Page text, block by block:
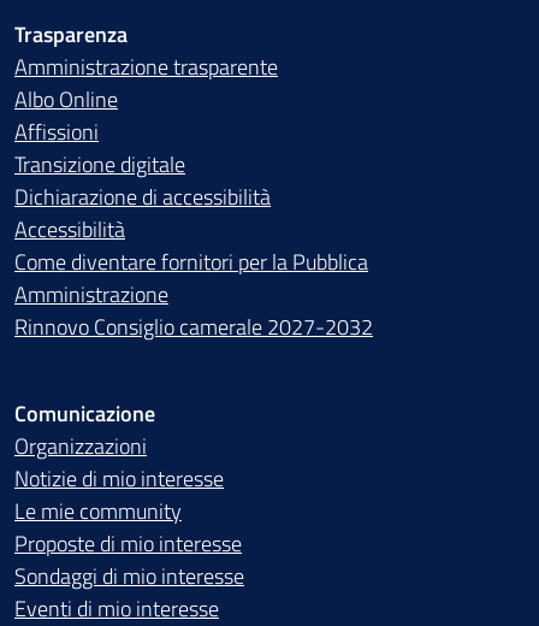
Trasparenza
Amministrazione trasparente
Albo Online
Affissioni
Transizione digitale
Dichiarazione di accessibilità
Accessibilità
Come diventare fornitori per la Pubblica
Amministrazione
Rinnovo Consiglio camerale 2027-2032
Comunicazione
Organizzazioni
Notizie di mio interesse
Le mie community
Proposte di mio interesse
Sondaggi di mio interesse
Eventi di mio interesse